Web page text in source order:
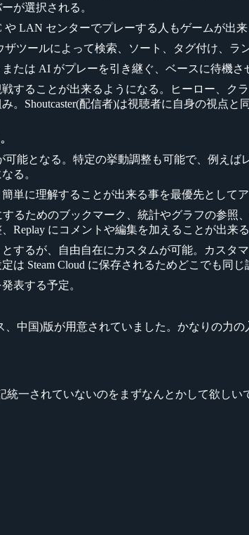
が選択される。
LAN センターでプレーする人もゲームが出
ザツールによって検索、ソート、タグ付け、
たは AI がプレーを引き継ぐ、ベースに待機さ
することが出来るようになる。ヒーロー、ク
Shoutcaster(配信者)は視聴者に自身の視点
能となる。特定の挙動調整も可能で、例え
る。
単に理解することが出来る事を最優先としてア
るためのブックマーク、統計やグラフの参
にコメントや編集を加えることが出来
するが、自由自在にカスタムが可能。カスタ
Steam Cloud に保存されるためどこでも同じ
表する予定。
中国)版が用意されていました。かなりの力の
一されていないのをまずなんとかして欲しい